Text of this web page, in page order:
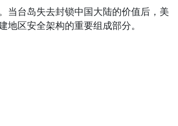
当台岛失去封锁中国大陆的价值后，美
区安全架构的重要组成部分。